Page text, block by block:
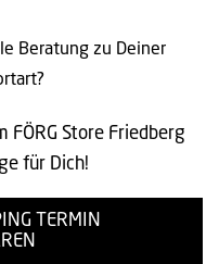
Beratung zu Deiner
FÖRG Store Friedberg
für Dich!
TERMIN